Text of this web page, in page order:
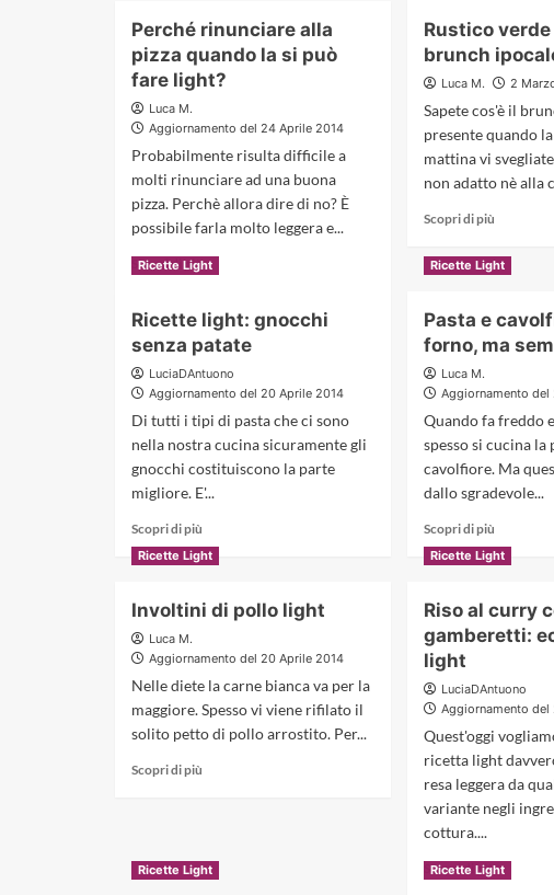
light:
risotto
ai
Frittata
al
radicchio
rosso:
ricetta
leggera
e
squisita
Perché rinunciare alla
pizza quando la si può
fare light?
Luca M.
Aggiornamento del 24 Aprile 2014
Probabilmente risulta difficile a
molti rinunciare ad una buona
pizza. Perchè allora dire di no? È
possibile farla molto leggera e...
Scopri di piùRead
more
Perché
rinunciare
la
si
può
fare
Rustico
brunch
Luca M. 2
Sapete cos'è il
presente quando
mattina vi
non adatto nè alla
Scopri di piùRead
about
Rustico
per
un
Ricette Light
Ricette light: gnocchi
senza patate
LuciaDAntuono
Aggiornamento del 20 Aprile 2014
Di tutti i tipi di pasta che ci sono
nella nostra cucina sicuramente gli
gnocchi costituiscono la parte
migliore. E'...
Scopri di piùRead
more
about
light:
Ricette Light
Pasta e
forno, ma
Luca M.
Aggiornamento del
Quando fa freddo
spesso si cucina la
cavolfiore. Ma
dallo sgradevole...
Scopri di piùRead
more
about
e
cavolfiore:
ma
sempre
leggera!
Ricette Light
Involtini di pollo light
Luca M.
Aggiornamento del 20 Aprile 2014
Nelle diete la carne bianca va per la
maggiore. Spesso vi viene rifilato il
solito petto di pollo arrostito. Per...
Scopri di piùRead
pollo
Ricette Light
Riso al curry
gamberetti:
light
LuciaDAntuono
Aggiornamento del
Quest'oggi
ricetta light
resa leggera da
variante negli
cottura....
Scopri di piùRead
more
Ricette Light Ricette Light